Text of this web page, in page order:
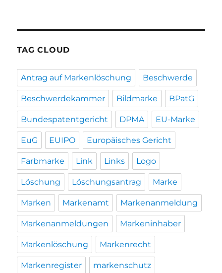
TAG CLOUD
Antrag auf Markenlöschung Beschwerde
Beschwerdekammer Bildmarke BPatG
Bundespatentgericht DPMA EU-Marke
EuG EUIPO Europäisches Gericht
Farbmarke Link Links Logo
Löschung Löschungsantrag Marke
Marken Markenamt Markenanmeldung
Markenanmeldungen Markeninhaber
Markenlöschung Markenrecht
Markenregister markenschutz